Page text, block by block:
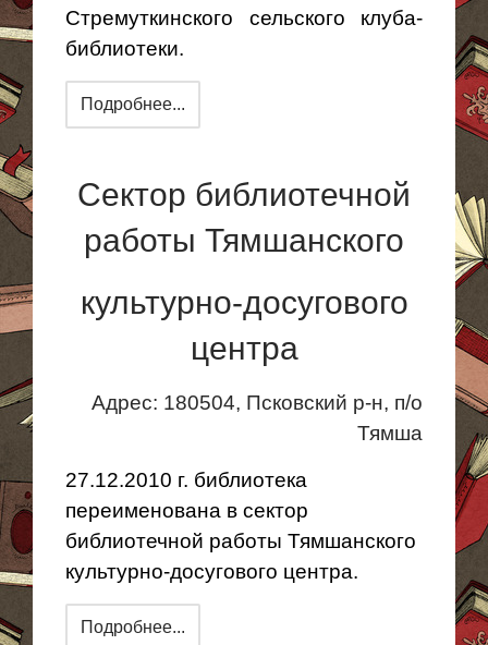
Стремуткинского сельского клуба-
библиотеки.
Подробнее...
Сектор библиотечной
работы Тямшанского
культурно-досугового
центра
Адрес: 180504, Псковский р-н, п/о
Тямша
27.12.2010 г. библиотека
переименована в сектор
библиотечной работы Тямшанского
культурно-досугового центра.
Подробнее...